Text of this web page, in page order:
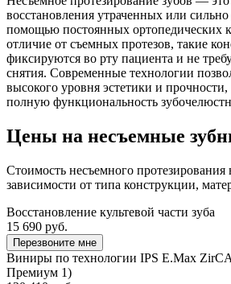
восстановления утраченных или
помощью постоянных ортопедических
отличие от съемных протезов, такие
фиксируются во рту пациента и не
снятия. Современные технологии
высокого уровня эстетики и
полную функциональность
Цены на несъемные
Стоимость несъемного протезирования
зависимости от типа конструкции,
Восстановление культевой части зуба
15 690 руб.
Перезвоните мне
Виниры по технологии IPS E.Max
Премиум 1)